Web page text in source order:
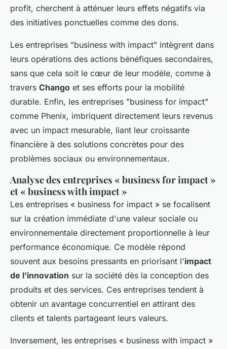
profit, cherchent à atténuer leurs effets négatifs via
des initiatives ponctuelles comme des dons.
Les entreprises "business with impact" intègrent dans
leurs opérations des actions bénéfiques secondaires,
sans que cela soit le cœur de leur modèle, comme à
travers Chango et ses efforts pour la mobilité
durable. Enfin, les entreprises "business for impact"
comme Phenix, imbriquent directement leurs revenus
avec un impact mesurable, liant leur croissante
financière à des solutions concrètes pour des
problèmes sociaux ou environnementaux.
Analyse des entreprises « business for impact »
et « business with impact »
Les entreprises « business for impact » se focalisent
sur la création immédiate d'une valeur sociale ou
environnementale directement proportionnelle à leur
performance économique. Ce modèle répond
souvent aux besoins pressants en priorisant l'impact
de l'innovation sur la société dès la conception des
produits et des services. Ces entreprises tendent à
obtenir un avantage concurrentiel en attirant des
clients et talents partageant leurs valeurs.
Inversement, les entreprises « business with impact »